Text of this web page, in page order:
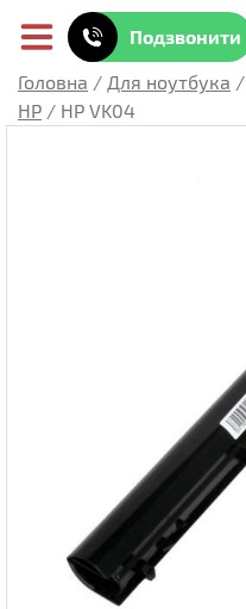
Подзвонити
Головна / Для ноутбука /
HP / HP VK04